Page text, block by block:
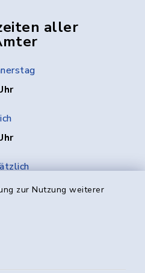
zur Nutzung weiterer
aller